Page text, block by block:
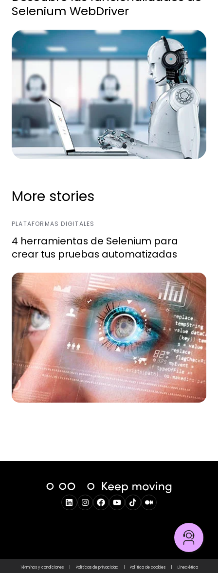
Selenium WebDriver
More stories
PLATAFORMAS DIGITALES
4 herramientas de Selenium para
crear tus pruebas automatizadas
Términos y condiciones Politicas de privacidad Política de cookies Línea ética